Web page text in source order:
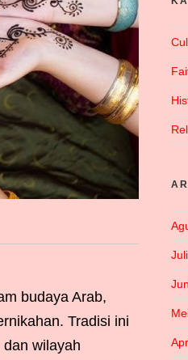
budaya Arab,
Tradisi ini
wilayah